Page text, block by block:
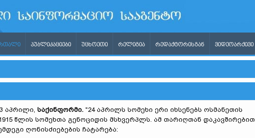
ᲞᲣᲑᲚᲘᲙᲐᲪᲘᲔᲑᲘ ᲣᲪᲮᲝᲔᲗᲘ ᲠᲔᲚᲘᲒᲘᲐ ᲠᲔᲓᲐᲥᲢᲝᲠᲘᲡᲒᲐᲜ ᲕᲘᲓᲔᲝᲐᲠᲥᲘᲕᲘ
აპრილი, საქინფორმი. "24 აპრილს სომეხი ერი იხსენებს ოსმანეთის
წლის სომეხთა გენოციდის მსხვერპლს. ამ თარიღთან დაკავშირებით
ღონისძიებების ჩატარება: